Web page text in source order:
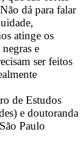
dá para falar
atinge os
e
ser feitos
de Estudos
e doutoranda
Paulo